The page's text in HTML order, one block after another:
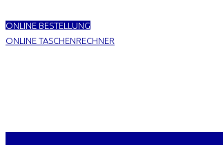
ONLINE BESTELLUNG
ONLINE TASCHENRECHNER